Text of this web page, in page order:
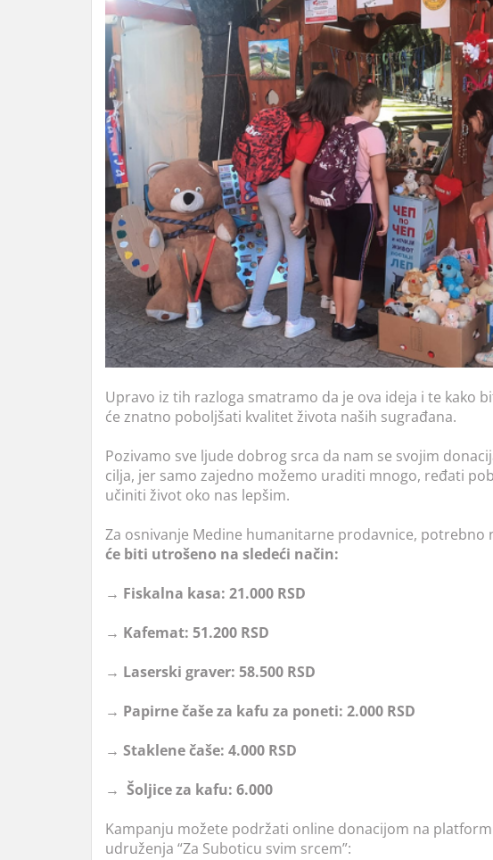
Upravo iz tih razloga smatramo da je ova ideja i te kako
će znatno poboljšati kvalitet života naših sugrađana.
Pozivamo sve ljude dobrog srca da nam se svojim
cilja, jer samo zajedno možemo uraditi mnogo, ređati
učiniti život oko nas lepšim.
Za osnivanje Medine humanitarne prodavnice, potrebno
će biti utrošeno na sledeći način:
→ Fiskalna kasa: 21.000 RSD
→ Kafemat: 51.200 RSD
→ Laserski graver: 58.500 RSD
→ Papirne čaše za kafu za poneti: 2.000 RSD
→ Staklene čaše: 4.000 RSD
→ Šoljice za kafu: 6.000
Kampanju možete podržati online donacijom na
udruženja “Za Suboticu svim srcem”: